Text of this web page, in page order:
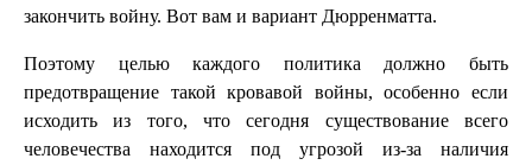
закончить войну. Вот вам и вариант Дюрренматта.
Поэтому целью каждого политика должно быть
предотвращение такой кровавой войны, особенно если
исходить из того, что сегодня существование всего
человечества находится под угрозой из-за наличия